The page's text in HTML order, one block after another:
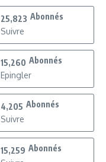
25,823 Abonnés
Suivre
15,260 Abonnés
Epingler
4,205 Abonnés
Suivre
15,259 Abonnés